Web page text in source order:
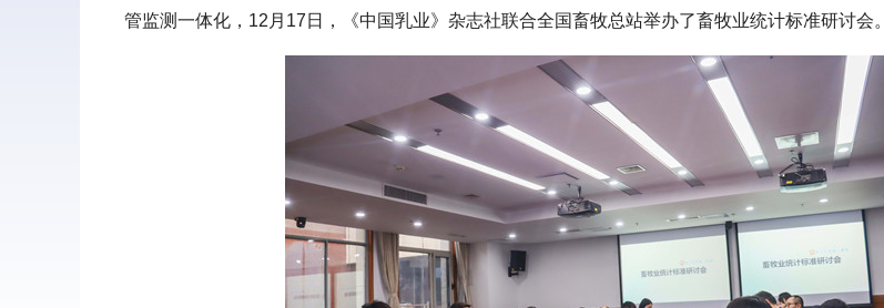
管监测一体化，12月17日，《中国乳业》杂志社联合全国畜牧总站举办了畜牧业统计标准研讨会。